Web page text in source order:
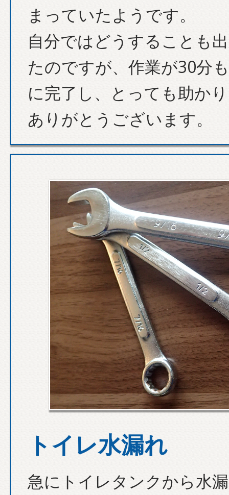
まっていたようです。
自分ではどうすることも
たのですが、作業が30分
に完了し、とっても助か
ありがとうございます。
トイレ水漏れ
急にトイレタンクから水